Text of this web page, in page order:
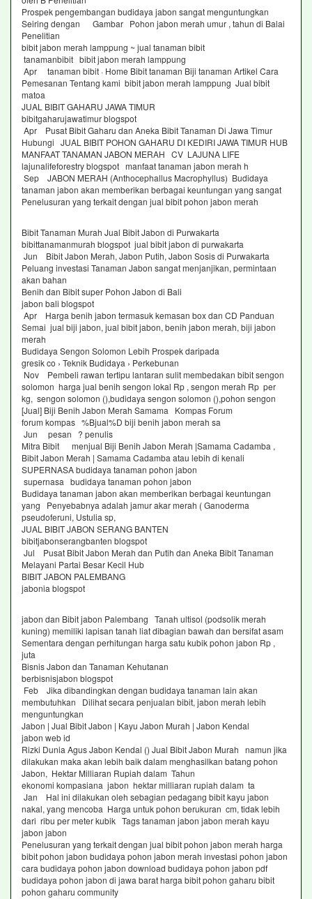
Prospek pengembangan budidaya jabon sangat menguntungkan
Seiring dengan Gambar Pohon jabon merah umur , tahun di Balai
Penelitian
bibit jabon merah lamppung ~ jual tanaman bibit
tanamanbibit bibit jabon merah lamppung
Apr tanaman bibit · Home Bibit tanaman Biji tanaman Artikel Cara
Pemesanan Tentang kami bibit jabon merah lamppung Jual bibit
matoa
JUAL BIBIT GAHARU JAWA TIMUR
bibitgaharujawatimur blogspot
Apr Pusat Bibit Gaharu dan Aneka Bibit Tanaman Di Jawa Timur
Hubungi JUAL BIBIT POHON GAHARU DI KEDIRI JAWA TIMUR HUB
MANFAAT TANAMAN JABON MERAH CV LAJUNA LIFE
lajunalifeforestry blogspot manfaat tanaman jabon merah h
Sep JABON MERAH (Anthocephallus Macrophyllus) Budidaya
tanaman jabon akan memberikan berbagai keuntungan yang sangat
Penelusuran yang terkait dengan jual bibit pohon jabon merah
Bibit Tanaman Murah Jual Bibit Jabon di Purwakarta
bibittanamanmurah blogspot jual bibit jabon di purwakarta
Jun Bibit Jabon Merah, Jabon Putih, Jabon Sosis di Purwakarta
Peluang investasi Tanaman Jabon sangat menjanjikan, permintaan
akan bahan
Benih dan Bibit super Pohon Jabon di Bali
jabon bali blogspot
Apr Harga benih jabon termasuk kemasan box dan CD Panduan
Semai jual biji jabon, jual bibit jabon, benih jabon merah, biji jabon
merah
Budidaya Sengon Solomon Lebih Prospek daripada
gresik co › Teknik Budidaya › Perkebunan
Nov Pembeli rawan tertipu lantaran sulit membedakan bibit sengon
solomon harga jual benih sengon lokal Rp , sengon merah Rp per
kg, sengon solomon (),budidaya sengon solomon (),pohon sengon
[Jual] Biji Benih Jabon Merah Samama Kompas Forum
forum kompas %Bjual%D biji benih jabon merah sa
Jun pesan ? penulis
Mitra Bibit menjual Biji Benih Jabon Merah |Samama Cadamba ,
Bibit Jabon Merah | Samama Cadamba atau lebih di kenali
SUPERNASA budidaya tanaman pohon jabon
supernasa budidaya tanaman pohon jabon
Budidaya tanaman jabon akan memberikan berbagai keuntungan
yang Penyebabnya adalah jamur akar merah ( Ganoderma
pseudoferuni, Ustulia sp,
JUAL BIBIT JABON SERANG BANTEN
bibitjabonserangbanten blogspot
Jul Pusat Bibit Jabon Merah dan Putih dan Aneka Bibit Tanaman
Melayani Partai Besar Kecil Hub
BIBIT JABON PALEMBANG
jabonia blogspot
jabon dan Bibit jabon Palembang Tanah ultisol (podsolik merah
kuning) memiliki lapisan tanah liat dibagian bawah dan bersifat asam
Sementara dengan perhitungan harga satu kubik pohon jabon Rp ,
juta
Bisnis Jabon dan Tanaman Kehutanan
berbisnisjabon blogspot
Feb Jika dibandingkan dengan budidaya tanaman lain akan
membutuhkan Dilihat secara penjualan bibit, jabon merah lebih
menguntungkan
Jabon | Jual Bibit Jabon | Kayu Jabon Murah | Jabon Kendal
jabon web id
Rizki Dunia Agus Jabon Kendal () Jual Bibit Jabon Murah namun jika
dilakukan maka akan lebih baik dalam menghasilkan batang pohon
Jabon, Hektar Milliaran Rupiah dalam Tahun
ekonomi kompasiana jabon hektar milliaran rupiah dalam ta
Jan Hal ini dilakukan oleh sebagian pedagang bibit kayu jabon
nakal, yang mencoba Harga untuk pohon berukuran cm, tidak lebih
dari ribu per meter kubik Tags tanaman jabon jabon merah kayu
jabon jabon
Penelusuran yang terkait dengan jual bibit pohon jabon merah harga
bibit pohon jabon budidaya pohon jabon merah investasi pohon jabon
cara budidaya pohon jabon download budidaya pohon jabon pdf
budidaya pohon jabon di jawa barat harga bibit pohon gaharu bibit
pohon gaharu community